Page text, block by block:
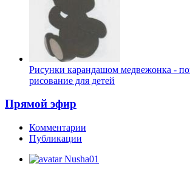
Рисунки карандашом медвежонка -
рисование для детей
Прямой эфир
Комментарии
Публикации
Nusha01